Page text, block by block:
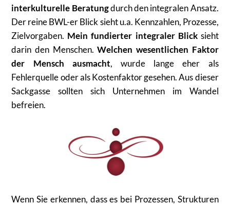
interkulturelle Beratungdurch den integralen Ansatz.
Der reine BWL-er Blick sieht u.a. Kennzahlen, Prozesse,
Zielvorgaben. Mein fundierter integraler Blicksieht
darin den Menschen.Welchen wesentlichen Faktor
der Mensch ausmacht, wurde lange eher als
Fehlerquelle oder als Kostenfaktor gesehen. Aus dieser
Sackgasse sollten sich Unternehmen im Wandel
befreien.
Wenn Sie erkennen, dass es bei Prozessen, Strukturen